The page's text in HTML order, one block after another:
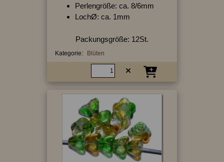
Perlengröße: ca. 8/6mm
LochØ: ca. 1mm
Packungsgröße: 12St.
Kategorie: Blüten